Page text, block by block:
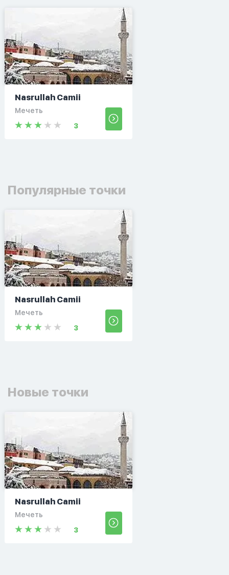
Nasrullah Camii
Мечеть
3
Популярные точки
Nasrullah Camii
Мечеть
3
Новые точки
Nasrullah Camii
Мечеть
3